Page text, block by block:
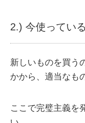
2.) 今使ってい
新しいものを買う
かから、適当なも
ここで完璧主義を